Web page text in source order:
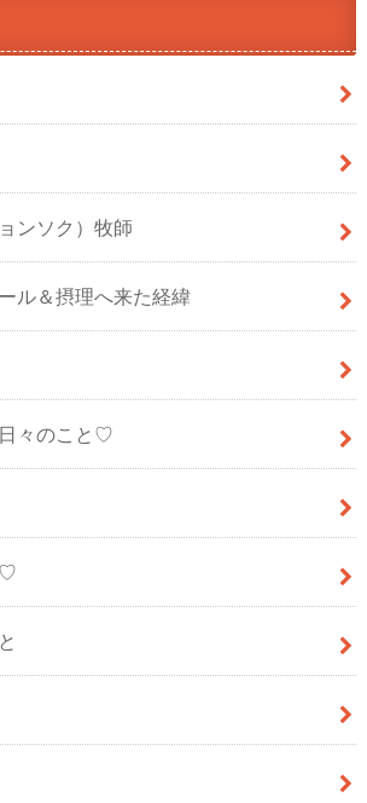
ンソク）牧師
ル＆摂理へ来た経緯
々のこと♡
♡